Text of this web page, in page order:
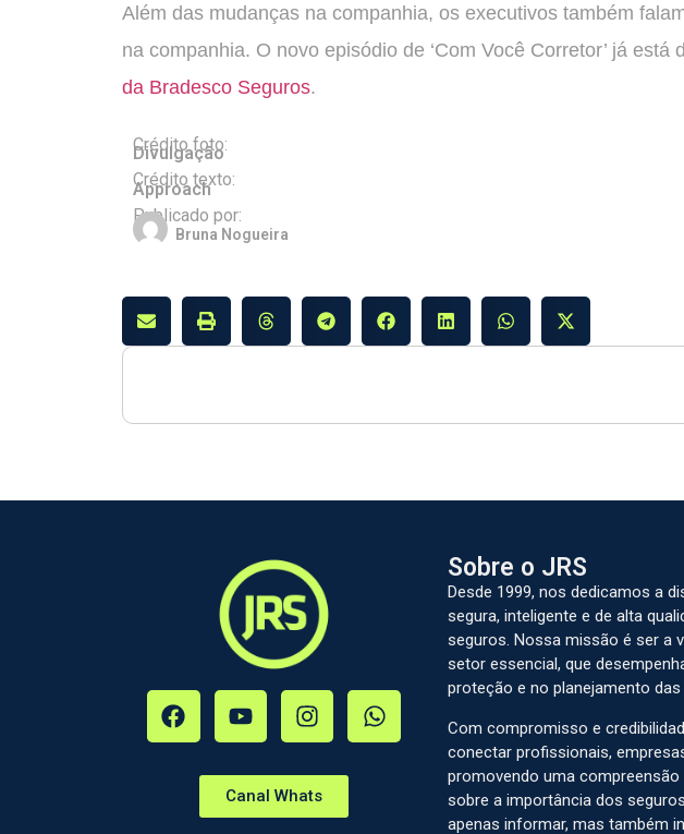
Além das mudanças na companhia, os executivos também
na companhia. O novo episódio de ‘Com Você Corretor’ já está
da Bradesco Seguros.
Crédito foto:
Divulgação
Crédito texto:
Approach
Publicado por:
Bruna Nogueira
Canal Whats
Sobre o JRS
Desde 1999, nos dedicamos a
segura, inteligente e de alta
seguros. Nossa missão é ser a
setor essencial, que
proteção e no planejamento
Com compromisso e
conectar profissionais,
promovendo uma
sobre a importância dos
apenas informar, mas também